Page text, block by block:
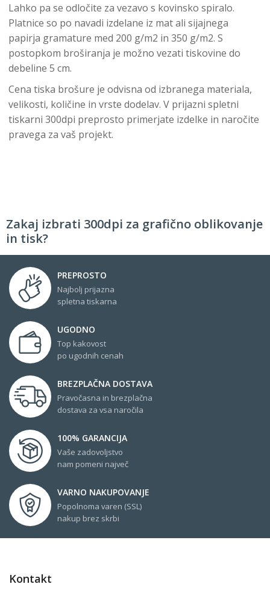
Lahko pa se odločite za vezavo s kovinsko spiralo.
Platnice so po navadi izdelane iz mat ali sijajnega
papirja gramature med 200 g/m2 in 350 g/m2. S
postopkom broširanja je možno vezati tiskovine do
debeline 5 cm.
Cena tiska brošure je odvisna od izbranega materiala,
velikosti, količine in vrste dodelav. V prijazni spletni
tiskarni 300dpi preprosto primerjate izdelke in naročite
pravega za vaš projekt.
Zakaj izbrati 300dpi za grafično oblikovanje
in tisk?
PREPROSTO
Najbolj prijazna
spletna tiskarna
UGODNO
Top kakovost
po ugodnih cenah
BREZPLAČNA DOSTAVA
Pravočasna in brezplačna
dostava za vsa naročila
100% GARANCIJA
Vaše zadovoljstvo
nam pomeni največ
VARNO NAKUPOVANJE
Popolnoma varen (SSL)
nakup brez skrbi
Kontakt